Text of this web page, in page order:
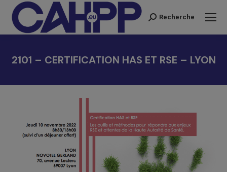
Recherche
Recherche
2101 – CERTIFICATION HAS ET RSE – LYON